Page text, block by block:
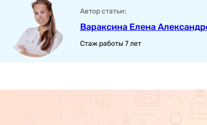
Автор статьи:
Вараксина Елена
Стаж работы 7 лет